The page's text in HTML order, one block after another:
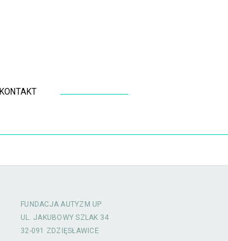
KONTAKT
FUNDACJA AUTYZM UP
UL. JAKUBOWY SZLAK 34
32-091 ZDZIĘSŁAWICE